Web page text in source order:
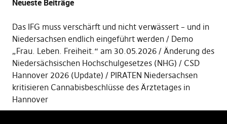
Neueste Beiträge
Das IFG muss verschärft und nicht verwässert – und in
Niedersachsen endlich eingeführt werden
Demo
„Frau. Leben. Freiheit.“ am 30.05.2026
Änderung des
Niedersächsischen Hochschulgesetzes (NHG)
CSD
Hannover 2026 (Update)
PIRATEN Niedersachsen
kritisieren Cannabisbeschlüsse des Ärztetages in
Hannover